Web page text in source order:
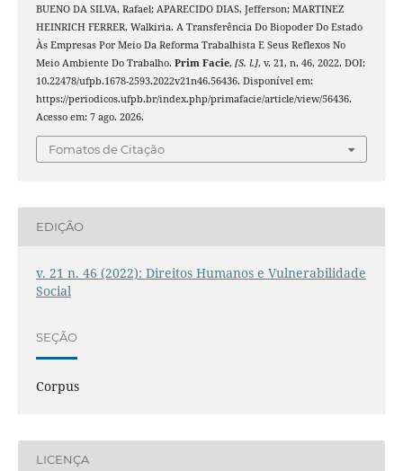
BUENO DA SILVA, Rafael; APARECIDO DIAS, Jefferson; MARTINEZ
HEINRICH FERRER, Walkiria. A Transferência Do Biopoder Do Estado
Às Empresas Por Meio Da Reforma Trabalhista E Seus Reflexos No
Meio Ambiente Do Trabalho. Prim Facie, [S. l.], v. 21, n. 46, 2022. DOI:
10.22478/ufpb.1678-2593.2022v21n46.56436. Disponível em:
https://periodicos.ufpb.br/index.php/primafacie/article/view/56436.
Acesso em: 7 ago. 2026.
Fomatos de Citação
EDIÇÃO
v. 21 n. 46 (2022): Direitos Humanos e Vulnerabilidade
Social
SEÇÃO
Corpus
LICENÇA